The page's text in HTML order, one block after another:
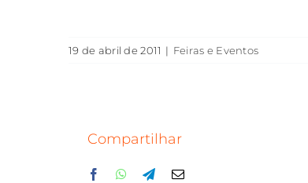
19 de abril de 2011 | Feiras e Eventos
Compartilhar
FacebookWhatsApp
Telegram
E-